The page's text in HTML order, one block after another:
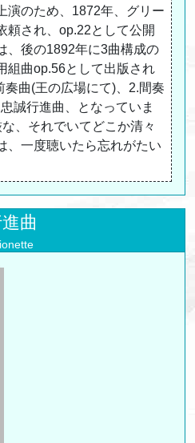
演のため、1872年、グリー
頼され、op.22として公開
、後の1892年に3曲構成の
組曲op.56として出版され
奏曲(王の広場にて)、2.間奏
誠行進曲、となっていま
、それでいてどこか清々
、一度聴いたら忘れがたい
曲